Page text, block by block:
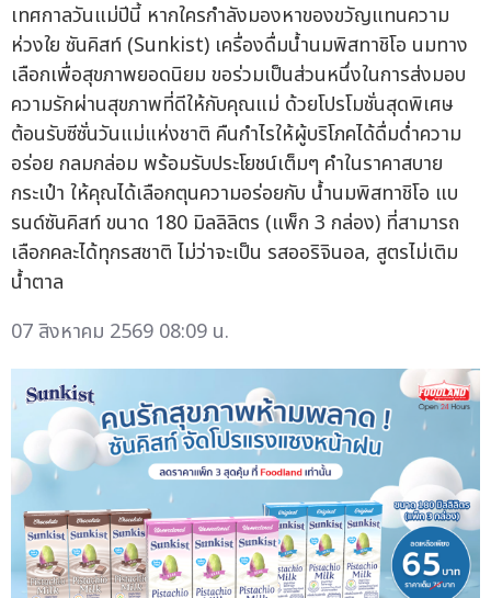
เทศกาลวันแม่ปีนี้ หากใครกำลังมองหาของขวัญแทนความ
ห่วงใย ซันคิสท์ (Sunkist) เครื่องดื่มน้ำนมพิสทาชิโอ นมทาง
เลือกเพื่อสุขภาพยอดนิยม ขอร่วมเป็นส่วนหนึ่งในการส่งมอบ
ความรักผ่านสุขภาพที่ดีให้กับคุณแม่ ด้วยโปรโมชั่นสุดพิเศษ
ต้อนรับซีซั่นวันแม่แห่งชาติ คืนกำไรให้ผู้บริโภคได้ดื่มด่ำความ
อร่อย กลมกล่อม พร้อมรับประโยชน์เต็มๆ คำในราคาสบาย
กระเป๋า ให้คุณได้เลือกตุนความอร่อยกับ น้ำนมพิสทาชิโอ แบ
รนด์ซันคิสท์ ขนาด 180 มิลลิลิตร (แพ็ก 3 กล่อง) ที่สามารถ
เลือกคละได้ทุกรสชาติ ไม่ว่าจะเป็น รสออริจินอล, สูตรไม่เติม
น้ำตาล
07 สิงหาคม 2569 08:09 น.